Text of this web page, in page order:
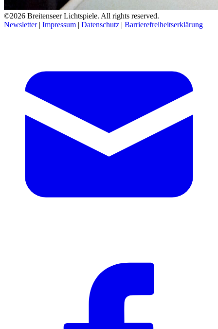
©2026 Breitenseer Lichtspiele. All rights reserved.
Newsletter| Impressum | Datenschutz | Barrierefreiheitserklärung